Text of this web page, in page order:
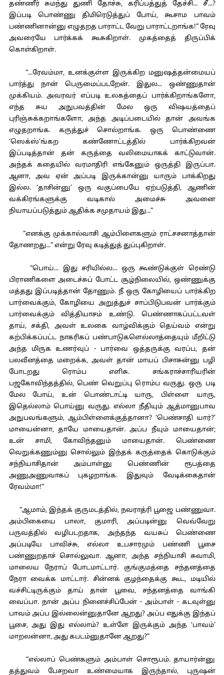
தண்ணீர் சுமந்து துணி தோச்சு, கரிப்பத்துத் தேச்சி... சீ...?
இப்படி பொண்ணு திமிரெடுத்துப் போய், கூசாம பாவம்
பண்ணினான்னு எழுதறத பாராட்ட வேறு பாராட்டறாங்க!” ரேவு
அவரையே பார்க்கக் கூசுகிறாள். முகத்தைத் திருப்பிக்
கொள்கிறாள்.
“...ரேவம்மா, உனக்குள்ள இருக்கிற மனுஷத்தன்மையப்
பார்த்து நான் பெருமைப்படறேன். இதுல... ஒண்ணுதான்
முக்கியம். அவரவர் எப்படி உலகத்தைப் பார்க்கிறாங்களோ,
எந்த சுய அநுபவத்தின் மேல ஒரு விஷயத்தைப்
புரிஞ்சுக்கறாங்களோ, அந்த அடிப்படையில் தான் அவங்க
எழுதறாங்க. கருத்துச் சொல்றாங்க. ஒரு பொண்ணை
‘ஸெக்ஸ்’ங்கற கண்ணோட்டத்தில் பார்க்கிறவன்
இப்படித்தான் தன் கருத்தை வலிமையாகக் காட்டுவான்.
அந்தக் கதையில் வரமாதிரி எங்கேனும் ஒருத்தி இருப்பா.
ஆனா, அவ ஏன் அப்படி இருக்கான்னு யாரும் பாக்கிறது
இல்ல. ‘தாசின்னு’ ஒரு வகுப்பையே ஏற்படுத்தி, ஆணின்
வக்கிரங்களுக்கு வடிகால் அமைச்சு அவனை
நியாயப்படுத்தும் ஆதிக்க சமுதாயம் இது...”
“எனக்கு முக்கால்வாசி ஆம்பிளைகளும் ராட்சசனாத்தான்
தோணறது...” என்று ரேவு கடித்துத் துப்புகிறாள்.
“பொய்... இது சரியில்ல... ஒரு கூண்டுக்குள் ரெண்டு
பிராணிகளை அடைச்சுப் போட்ட சூழ்நிலையில், ஒண்ணுக்கு
மத்தது இப்படித்தான் தோணும். நீ ஒரு கோழியைப் பார்க்கிற
பார்வைக்கும், கோழியை அறுத்துச் சாப்பிடுபவன் பார்க்கும்
பார்வைக்கும் வித்தியாசம் உண்டு. பெண்ணாகப்பட்டவள்
தாய், சக்தி, அவள் உலகை வாழ்விக்கும் தெய்வம் என்று
கற்பிக்கப்பட்ட நாகரிகப் பண்பாடுகளெல்லாத்தையும் மீறிட்டு
அந்த மிருக உணர்வுப் - பார்வை ஒத்தருக்கு வரப்ப, தன்
பலவீனத்தை மறைக்க, அவள் தான் மாயப் பிசாசுன்னு பழி
போடறது ரொம்ப எளிசு. சங்கராச்சாரியரின்
பஜகோவிந்தத்தில், பெண் வெறுப்பு ரொம்ப வருது. ஒரு படி
மேல போய், உன் பொண்டாட்டி யாரு, பிள்ளை யாரு,
இதெல்லாம் பொய்னு வருது. எல்லா நீதியும் ஆத்மானுபாவ
அநுபவங்களும், ஆம்பிள்ளைக்குத்தானா? ‘பெண்சாதி யார்?’
மாயைன்னா, தாயே மாயைதான். அப்ப நீயும் மாயைதான்;
உன் சாமி, கோவிந்தனும் மாயைதான். பெண்ணை
வெறுக்கணும்னு சொல்லும் இந்தக் கருத்தைக் கொடுக்கும்
சந்நியாசிதான் அம்பாள்னு பெண்ணின் ரூபத்தை
அணுஅணுவாகப் புகழறாங்க. இதுவும் வேடிக்கைதான்
ரேவம்மா!”
“ஆமாம், இந்தக் குருமடத்தில், நவராத்ரி பூஜை பண்ணுவா.
அம்பிகையை பாலா, குமாரி, அப்படின்னு வெவ்வேறு
பருவத்தில் வழிபடறதாக, அந்தந்த வயசுப் பெண்ணை
அப்படியே பாவிச்சு, எல்லா உபசாரமும் பண்ணி பூசை
பண்ணுறதாச் சொல்லுவா. ஆனா, அந்த சந்நியாசி சுவாமி,
மாலைய நேராப் போடமாட்டார். குங்குமத்தை சந்தனத்தை
நேரா வைக்க மாட்டார். சின்னக் குழந்தைக்கு கூட, மடியில்
வச்சிட்டிருக்கும் தாய் தான் பூவை, சந்தனத்தை வாங்கி
வைப்பா. நான் அப்ப நினைச்சிப்பேன் - அம்பாள் - கடவுள்னு
பாவம் அப்ப இல்லைன்னுதானே ஆறது? அப்ப எதுக்கு இந்தப்
பூசை, அது இது எல்லாம்? உள்ளே இருக்கும் அந்த ‘பாவம்’
மாறலன்னா, அது கபடம்னுதானே ஆறது?”
“எல்லாப் பெண்களும் அம்பாள் சொரூபம். தாயார்ன்னு
தத்துவம் பேசறவா உண்மையாக இருந்தால், புருஷன்